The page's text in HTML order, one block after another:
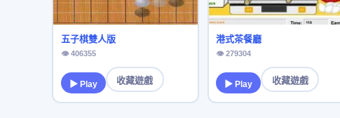
五子棋雙人版
👁 406355
▶ Play 收藏遊戲
港式茶餐廳
👁 279304
▶ Play 收藏遊戲